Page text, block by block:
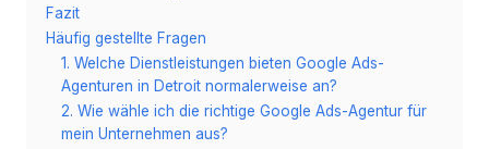
Fazit
Häufig gestellte Fragen
1. Welche Dienstleistungen bieten Google Ads-
Agenturen in Detroit normalerweise an?
2. Wie wähle ich die richtige Google Ads-Agentur für
mein Unternehmen aus?